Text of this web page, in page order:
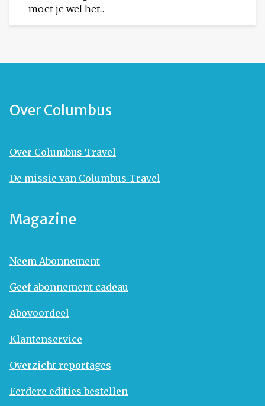
moet je wel het...
Over Columbus
Over Columbus Travel
De missie van Columbus Travel
Magazine
Neem Abonnement
Geef abonnement cadeau
Abovoordeel
Klantenservice
Overzicht reportages
Eerdere edities bestellen